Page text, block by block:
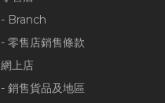
- Branch
- 零售店銷售條款
網上店
- 銷售貨品及地區